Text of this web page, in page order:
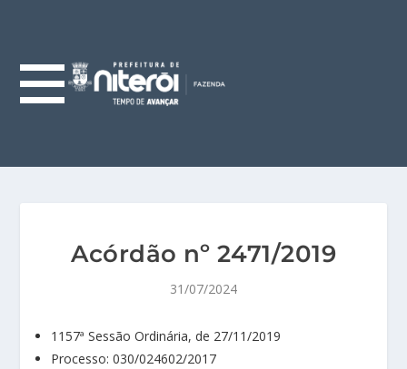
Acórdão nº 2471/2019
31/07/2024
1157ª Sessão Ordinária, de 27/11/2019
Processo: 030/024602/2017